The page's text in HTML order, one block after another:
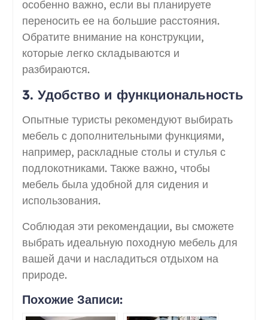
особенно важно, если вы планируете
переносить ее на большие расстояния.
Обратите внимание на конструкции,
которые легко складываются и
разбираются.
3. Удобство и функциональность
Опытные туристы рекомендуют выбирать
мебель с дополнительными функциями,
например, раскладные столы и стулья с
подлокотниками. Также важно, чтобы
мебель была удобной для сидения и
использования.
Соблюдая эти рекомендации, вы сможете
выбрать идеальную походную мебель для
вашей дачи и насладиться отдыхом на
природе.
Похожие Записи: